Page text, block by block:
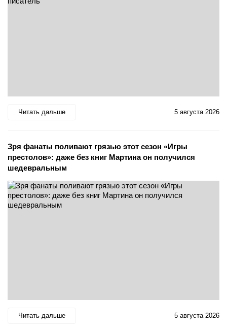
Читать дальше 5 августа 2026
Зря фанаты поливают грязью этот сезон «Игры
престолов»: даже без книг Мартина он получился
шедевральным
Читать дальше 5 августа 2026